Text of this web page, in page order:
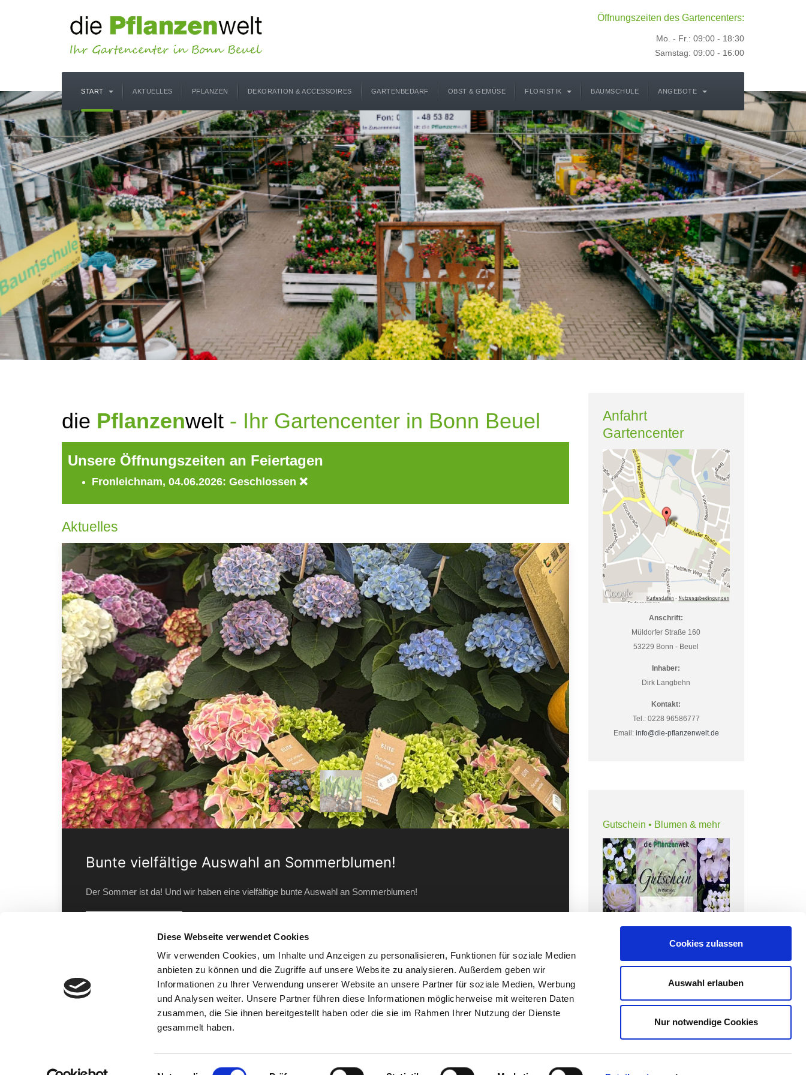
Diese Webseite verwendet Cookies
Wir verwenden Cookies, um Inhalte und Anzeigen zu personalisieren, Funktionen für soziale Medien
anbieten zu können und die Zugriffe auf unsere Website zu analysieren. Außerdem geben wir
Informationen zu Ihrer Verwendung unserer Website an unsere Partner für soziale Medien, Werbung
und Analysen weiter. Unsere Partner führen diese Informationen möglicherweise mit weiteren Daten
zusammen, die Sie ihnen bereitgestellt haben oder die sie im Rahmen Ihrer Nutzung der Dienste
gesammelt haben.
Einwilligungsauswahl
Cookies zulassen
Auswahl erlauben
Nur notwendige Cookies
Öffnungszeiten des Gartencenters:
Mo. - Fr.: 09:00 - 18:30
Samstag: 09:00 - 16:00
START AKTUELLES PFLANZEN DEKORATION & ACCESSOIRES GARTENBEDARF OBST & GEMÜSE FLORISTIK BAUMSCHULE ANGEBOTE
die Pflanzenwelt - Ihr Gartencenter in Bonn Beuel
Unsere Öffnungszeiten an Feiertagen
Fronleichnam, 04.06.2026: Geschlossen ❌
Aktuelles
Bunte vielfältige Auswahl an Sommerblumen!
Der Sommer ist da! Und wir haben eine vielfältige bunte Auswahl an Sommerblumen!
Willkommen in der Pflanzenwelt, Ihrem lokalen, inhabergeführten Gartencenter!
finden Sie in unserem Gartenmarkt ein umfangreiches Sortiment an Pflanzen und Zubehör rund um Garten
und Haus. Blumen, Obst und Gemüse aber auch sonstiger Gartenbedarf sowie viele aktuelle Trendartikel für die Dekoration und
Wohnaccessoires erwarten Sie:
Gartenspezialisten
Anfahrt
Gartencenter
Anschrift:
Müldorfer Straße 160
53229 Bonn - Beuel
Inhaber:
Dirk Langbehn
Kontakt:
Tel.: 0228 96586777
Email: info@die-pflanzenwelt.de
Gutschein • Blumen & mehr
Verschenken Sie unseren Garten
Gutschein für Blumen,